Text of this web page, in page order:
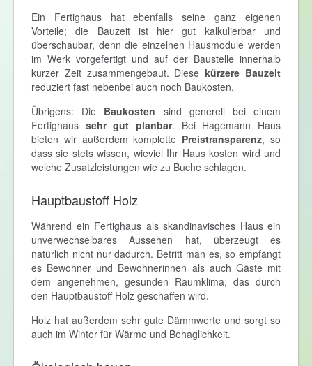
Ein Fertighaus hat ebenfalls seine ganz eigenen
Vorteile; die Bauzeit ist hier gut kalkulierbar und
überschaubar, denn die einzelnen Hausmodule werden
im Werk vorgefertigt und auf der Baustelle innerhalb
kurzer Zeit zusammengebaut. Diesekürzere Bauzeit
reduziert fast nebenbei auch noch Baukosten.
Übrigens: Die Baukosten sind generell bei einem
Fertighaus sehr gut planbar. Bei Hagemann Haus
bieten wir außerdem komplette Preistransparenz, so
dass sie stets wissen, wieviel Ihr Haus kosten wird und
welche Zusatzleistungen wie zu Buche schlagen.
Hauptbaustoff Holz
Während ein Fertighaus als skandinavisches Haus ein
unverwechselbares Aussehen hat, überzeugt es
natürlich nicht nur dadurch. Betritt man es, so empfängt
es Bewohner und Bewohnerinnen als auch Gäste mit
dem angenehmen, gesunden Raumklima, das durch
den Hauptbaustoff Holz geschaffen wird.
Holz hat außerdem sehr gute Dämmwerte und sorgt so
auch im Winter für Wärme und Behaglichkeit.